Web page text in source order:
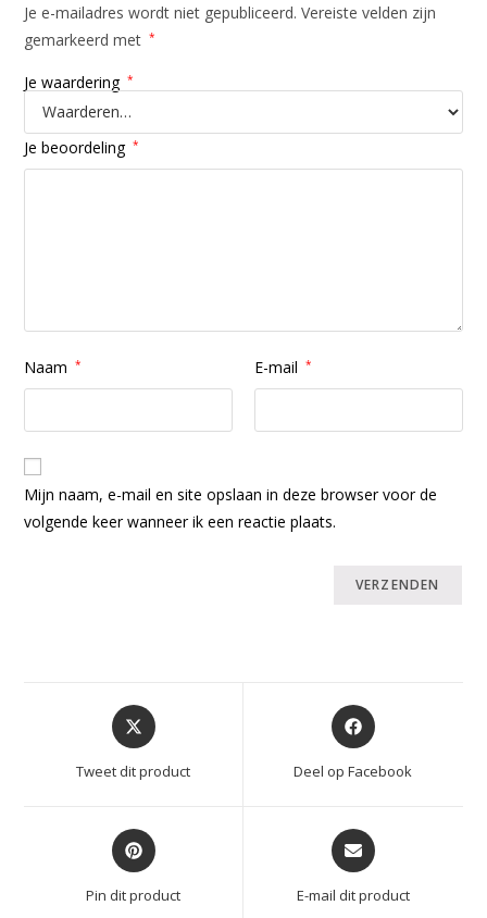
Je e-mailadres wordt niet gepubliceerd. Vereiste velden zijn
gemarkeerd met *
Je waardering *
Je beoordeling *
Naam * E-mail *
Mijn naam, e-mail en site opslaan in deze browser voor de
volgende keer wanneer ik een reactie plaats.
Opent
in
nieuw
Tweet dit product
Opent
in
nieuw
Deel op Facebook
Opent
in
nieuw
Pin dit product
Opent
in
nieuw
E-mail dit product